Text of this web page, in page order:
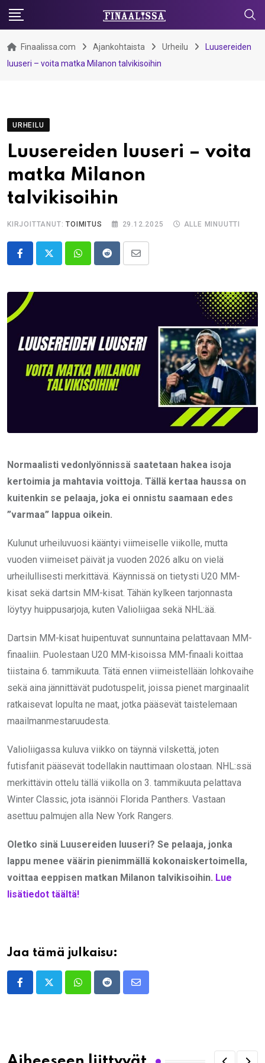
Skip
content
Finaalissa.com Ajankohtaista Urheilu
Luusereiden
luuseri – voita matka Milanon talvikisoihin
URHEILU
Luusereiden luuseri – voita
matka Milanon
talvikisoihin
KIRJOITTANUT:TOIMITUS 29.12.2025 ALLE MINUUTTI
WhatsappRedditShare
Email
Normaalisti vedonlyönnissä saatetaan hakea isoja
kertoimia ja mahtavia voittoja. Tällä kertaa haussa on
kuitenkin se pelaaja, joka ei onnistu saamaan edes
”varmaa” lappua oikein.
Kulunut urheiluvuosi kääntyi viimeiselle viikolle, mutta
vuoden viimeiset päivät ja vuoden 2026 alku on vielä
urheilullisesti merkittävä. Käynnissä on tietysti U20 MM-
kisat sekä dartsin MM-kisat. Tähän kylkeen tarjonnasta
löytyy huippusarjoja, kuten Valioliigaa sekä NHL:ää.
Dartsin MM-kisat huipentuvat sunnuntaina pelattavaan MM-
finaaliin. Puolestaan U20 MM-kisoissa MM-finaali koittaa
tiistaina 6. tammikuuta. Tätä ennen viimeistellään lohkovaihe
sekä aina jännittävät pudotuspelit, joissa pienet marginaalit
ratkaisevat lopulta ne maat, jotka pääsevät taistelemaan
maailmanmestaruudesta.
Valioliigassa kuluva viikko on täynnä vilskettä, joten
futisfanit pääsevät todellakin nauttimaan olostaan. NHL:ssä
merkittävin ottelu tällä viikolla on 3. tammikuuta pelattava
Winter Classic, jota isännöi Florida Panthers. Vastaan
asettuu palmujen alla New York Rangers.
Oletko sinä Luusereiden luuseri? Se pelaaja, jonka
lappu menee väärin pienimmällä kokonaiskertoimella,
voittaa eeppisen matkan Milanon talvikisoihin. Lue
lisätiedot täältä!
Jaa tämä julkaisu:
WhatsappRedditShare